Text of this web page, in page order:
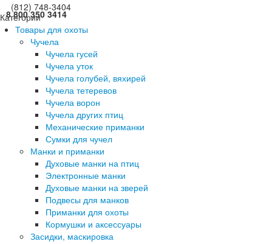
(812) 748-3404
8 800 350 3414
Категории
Товары для охоты
Чучела
Чучела гусей
Чучела уток
Чучела голубей, вяхирей
Чучела тетеревов
Чучела ворон
Чучела других птиц
Механические приманки
Сумки для чучел
Манки и приманки
Духовые манки на птиц
Электронные манки
Духовые манки на зверей
Подвесы для манков
Приманки для охоты
Кормушки и аксессуары
Засидки, маскировка